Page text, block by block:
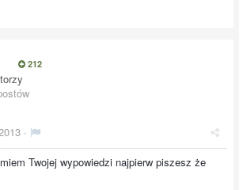
212
·
Twojej wypowiedzi najpierw piszesz że